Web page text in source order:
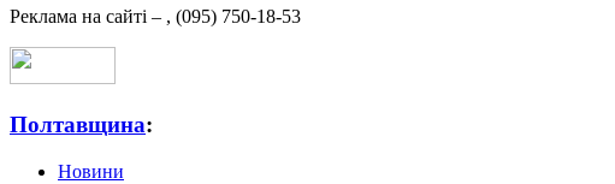
Реклама на сайті – , (095) 750-18-53
Полтавщина:
Новини